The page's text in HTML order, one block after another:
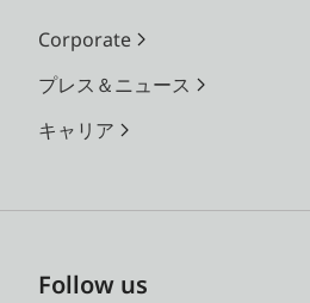
Corporate
プレス＆ニュース
キャリア
Follow us